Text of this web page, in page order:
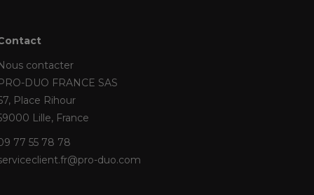
contacter
DUO FRANCE SAS
Place Rihour
Lille, France
77 55 78 78
duo.com